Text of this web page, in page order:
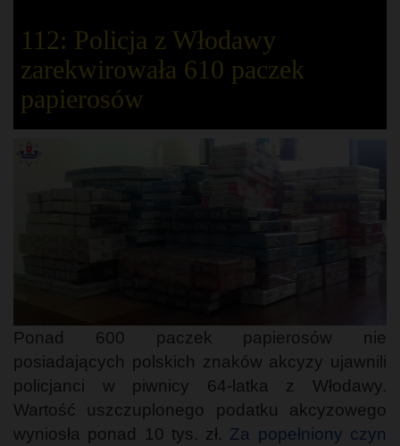
112: Policja z Włodawy
zarekwirowała 610 paczek
papierosów
Ponad 600 paczek papierosów nie
posiadających polskich znaków akcyzy ujawnili
policjanci w piwnicy 64-latka z Włodawy.
Wartość uszczuplonego podatku akcyzowego
wyniosła ponad 10 tys. zł. Za popełniony czyn